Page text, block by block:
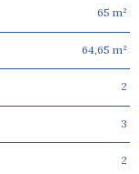
65 m²
64,65 m²
2
3
2